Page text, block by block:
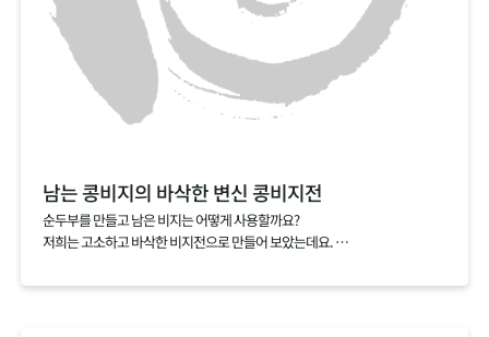
남는 콩비지의 바삭한 변신 콩비지전
순두부를 만들고 남은 비지는 어떻게 사용할까요?
저희는 고소하고 바삭한 비지전으로 만들어 보았는데요.